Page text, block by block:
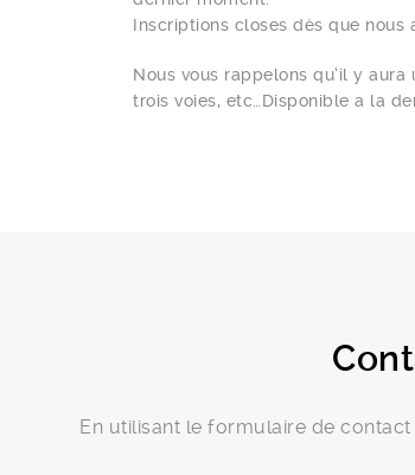
Inscriptions closes dès que nous
Nous vous rappelons qu’il y
trois voies, etc…Disponible a la
En utilisant le formulaire de